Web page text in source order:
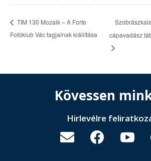
TIM 130 Mozaik – A Forte
Fotóklub Vác tagjainak kiállítása
cápavadász
Kövessen
Hirlevélre
  